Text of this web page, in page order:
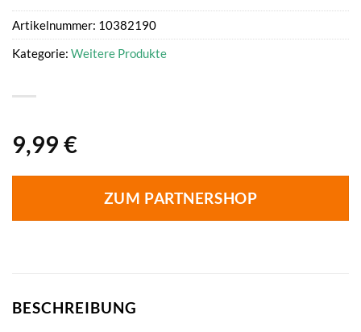
9,99 €
ZUM PARTNERSHOP
Artikelnummer: 10382190
Kategorie: Weitere Produkte
BESCHREIBUNG